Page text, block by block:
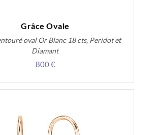
Grâce Ovale
oval Or Blanc 18 cts, Peridot et
Diamant
800 €